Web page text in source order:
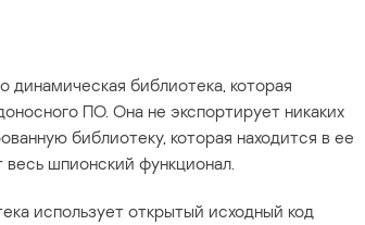
библиотека, которая
ПО. Она не экспортирует никаких
библиотеку, которая находится в ее
весь шпионский функционал.
использует открытый исходный код